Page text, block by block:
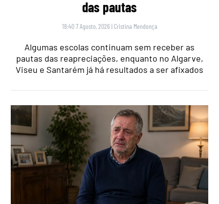
das pautas
18:40 7 Agosto, 2026 | Cristina Mendonça
Algumas escolas continuam sem receber as
pautas das reapreciações, enquanto no Algarve,
Viseu e Santarém já há resultados a ser afixados